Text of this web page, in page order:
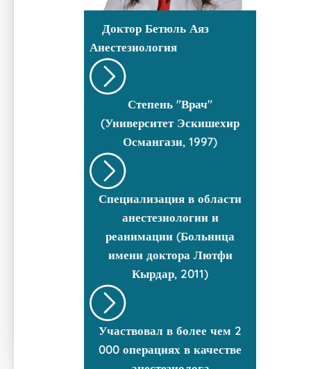
Доктор Бетюль Аяз
Анестезиология
Степень "Врач"
(Университет Эскишехир
Османгази, 1997)
Специализация в области
анестезиологии и
реанимации (Больница
имени доктора Лютфи
Кырдар, 2011)
Участвовал в более чем 2
000 операциях в качестве